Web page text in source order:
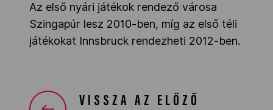
Az első nyári játékok rendező városa
Szingapúr lesz 2010-ben, míg az első téli
játékokat Innsbruck rendezheti 2012-ben.
VISSZA AZ ELŐZŐ